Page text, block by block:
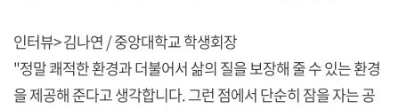
인터뷰> 김나연 / 중앙대학교 학생회장
"정말 쾌적한 환경과 더불어서 삶의 질을 보장해 줄 수 있는 환경
을 제공해 준다고 생각합니다. 그런 점에서 단순히 잠을 자는 공